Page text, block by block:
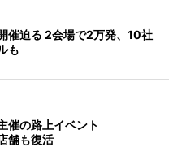
催迫る 2会場で2万発、10社
も
催の路上イベント
舗も復活